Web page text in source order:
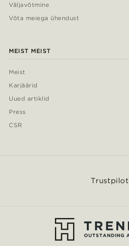
Väljavõtmine
Võta meiega ühendust
MEIST MEIST
Meist
Karjäärid
Uued artiklid
Press
CSR
Trustpilot